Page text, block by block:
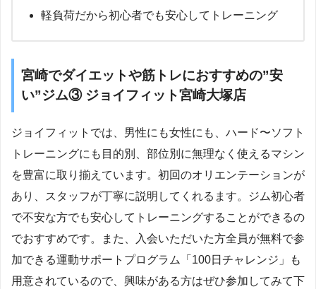
軽負荷だから初心者でも安心してトレーニング
宮崎でダイエットや筋トレにおすすめの”安
い”ジム③ ジョイフィット宮崎大塚店
ジョイフィットでは、男性にも女性にも、ハード〜ソフト
トレーニングにも目的別、部位別に無理なく使えるマシン
を豊富に取り揃えています。初回のオリエンテーションが
あり、スタッフが丁寧に説明してくれるます。ジム初心者
で不安な方でも安心してトレーニングすることができるの
でおすすめです。また、入会いただいた方全員が無料で参
加できる運動サポートプログラム「100日チャレンジ」も
用意されているので、興味がある方はぜひ参加してみて下